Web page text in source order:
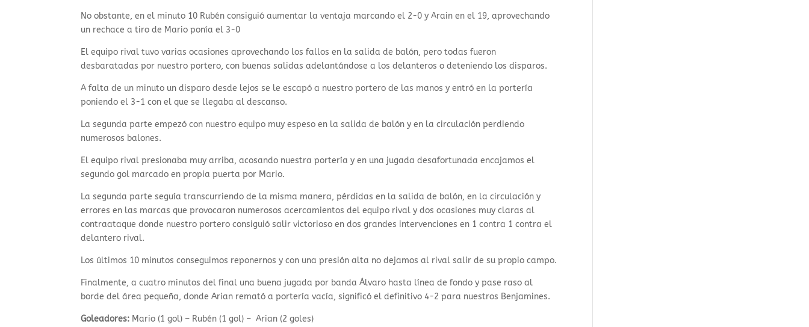
No obstante, en el minuto 10 Rubén consiguió aumentar la ventaja marcando el 2-0 y Arain en el 19, aprovechando
un rechace a tiro de Mario ponía el 3-0
El equipo rival tuvo varias ocasiones aprovechando los fallos en la salida de balón, pero todas fueron
desbaratadas por nuestro portero, con buenas salidas adelantándose a los delanteros o deteniendo los disparos.
A falta de un minuto un disparo desde lejos se le escapó a nuestro portero de las manos y entró en la portería
poniendo el 3-1 con el que se llegaba al descanso.
La segunda parte empezó con nuestro equipo muy espeso en la salida de balón y en la circulación perdiendo
numerosos balones.
El equipo rival presionaba muy arriba, acosando nuestra portería y en una jugada desafortunada encajamos el
segundo gol marcado en propia puerta por Mario.
La segunda parte seguía transcurriendo de la misma manera, pérdidas en la salida de balón, en la circulación y
errores en las marcas que provocaron numerosos acercamientos del equipo rival y dos ocasiones muy claras al
contraataque donde nuestro portero consiguió salir victorioso en dos grandes intervenciones en 1 contra 1 contra el
delantero rival.
Los últimos 10 minutos conseguimos reponernos y con una presión alta no dejamos al rival salir de su propio campo.
Finalmente, a cuatro minutos del final una buena jugada por banda Álvaro hasta línea de fondo y pase raso al
borde del área pequeña, donde Arian remató a portería vacía, significó el definitivo 4-2 para nuestros Benjamines.
Goleadores: Mario (1 gol) – Rubén (1 gol) – Arian (2 goles)